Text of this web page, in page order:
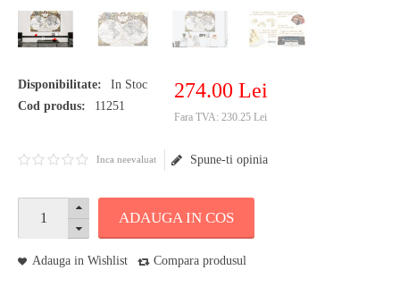
Disponibilitate:
In Stoc
Cod produs:
11251
274.00 Lei
Fara TVA: 230.25 Lei
Inca neevaluat Spune-ti opinia
ADAUGA IN COS
Adauga in Wishlist Compara produsul